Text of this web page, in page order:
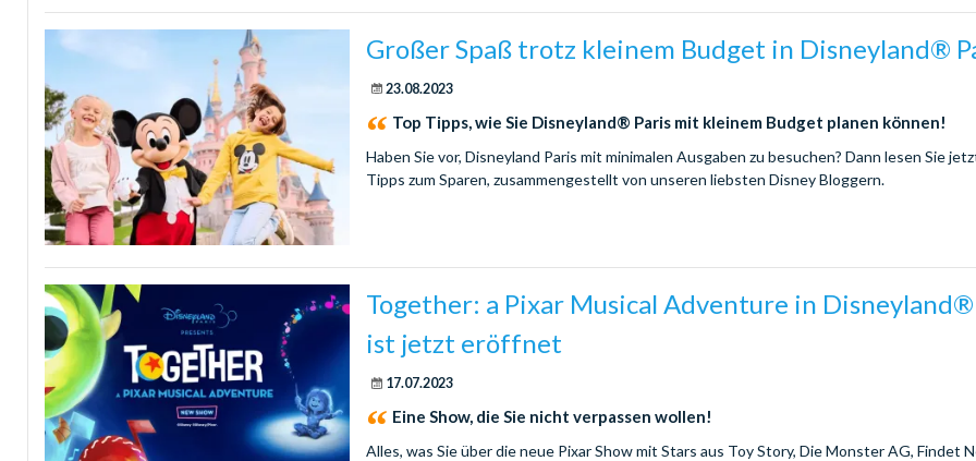
Großer Spaß trotz kleinem Budget in Disneyland®
23.08.2023
Top Tipps, wie Sie Disneyland® Paris mit kleinem Budget planen können!
Haben Sie vor, Disneyland Paris mit minimalen Ausgaben zu besuchen? Dann lesen Sie
Tipps zum Sparen, zusammengestellt von unseren liebsten Disney Bloggern.
Together: a Pixar Musical Adventure in Disneyland®
ist jetzt eröffnet
17.07.2023
Eine Show, die Sie nicht verpassen wollen!
Alles, was Sie über die neue Pixar Show mit Stars aus Toy Story, Die Monster AG, Findet